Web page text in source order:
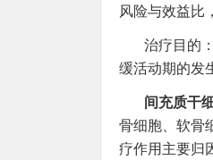
风险与效益比
治疗目的
缓活动期的发
间充质干
骨细胞、软骨
疗作用主要归